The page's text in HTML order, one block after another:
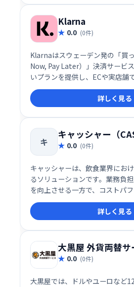
Klarna
0.0 (0件)
Klarnaはスウェーデン発の「買
Now, Pay Later）」決済サービ
いプランを提供し、ECや実店舗
便にします。
詳しく見る
キ
キャッシャー（
0.0 (0件)
キャッシャーは、飲食業界にお
るソリューションです。業務負
を向上させる一方で、コストパ
実現しています。これからの店
手として、導入を検討する価値が
詳しく見る
大黒屋 外貨両替サ
0.0 (0件)
大黒屋では、ドルやユーロなど